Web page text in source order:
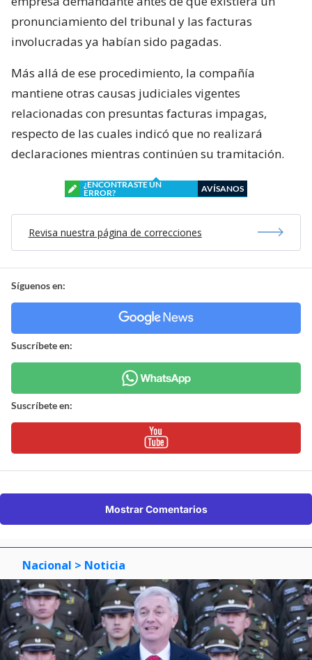
pronunciamiento del tribunal y las facturas
involucradas ya habían sido pagadas.
Más allá de ese procedimiento, la compañía
mantiene otras causas judiciales vigentes
relacionadas con presuntas facturas impagas,
respecto de las cuales indicó que no realizará
declaraciones mientras continúen su tramitación.
¿ENCONTRASTE UN
ERROR?
AVÍSANOS
Revisa nuestra página de correcciones
Síguenos en:
Suscríbete en:
Suscríbete en:
Mostrar Comentarios
Nacional > Noticia